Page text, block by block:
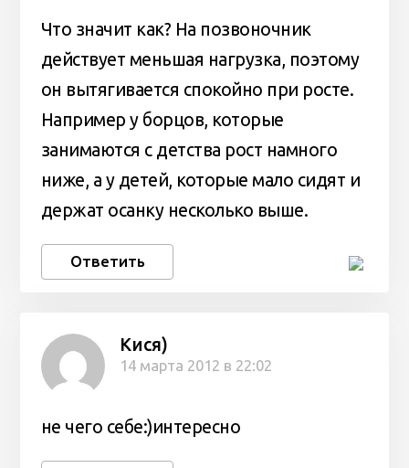
Что значит как? На позвоночник
действует меньшая нагрузка, поэтому
он вытягивается спокойно при росте.
Например у борцов, которые
занимаются с детства рост намного
ниже, а у детей, которые мало сидят и
держат осанку несколько выше.
Ответить
Кися)
14 марта 2012 в 22:02
не чего себе:)интересно